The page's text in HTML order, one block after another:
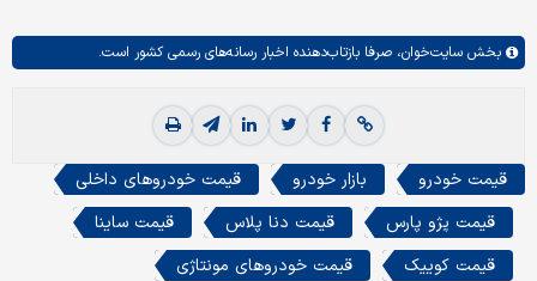
بخش سایت‌خوان، صرفا بازتاب‌دهنده اخبار رسانه‌های رسمی کشور است.
قیمت خودرو بازار خودرو
قیمت خودروهای داخلی
قیمت پژو پارس
قیمت دنا پلاس
قیمت ساینا
قیمت کوییک
قیمت خودروهای مونتاژی